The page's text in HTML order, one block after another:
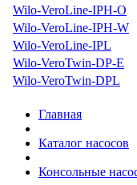
Wilo-VeroLine-IPH-O
Wilo-VeroLine-IPH-W
Wilo-VeroLine-IPL
Wilo-VeroTwin-DP-E
Wilo-VeroTwin-DPL
Главная
Каталог насосов
Консольные